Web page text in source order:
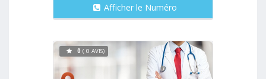
Afficher le Numéro
Voir
0 ( 0 AVIS)